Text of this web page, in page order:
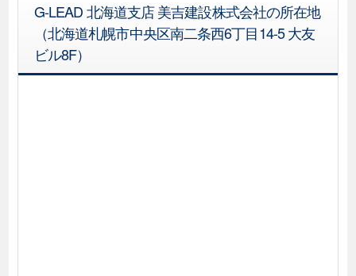
G-LEAD 北海道支店 美吉建設株式会社の所在地
（北海道札幌市中央区南二条西6丁目14-5 大友
ビル8F）